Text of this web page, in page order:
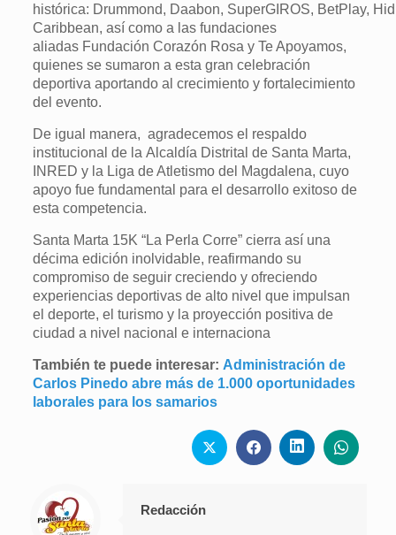
histórica: Drummond, Daabon, SuperGIROS, BetPlay,
Caribbean, así como a las fundaciones
aliadas Fundación Corazón Rosa y Te Apoyamos,
quienes se sumaron a esta gran celebración
deportiva aportando al crecimiento y fortalecimiento
del evento.
De igual manera, agradecemos el respaldo
institucional de la Alcaldía Distrital de Santa Marta,
INRED y la Liga de Atletismo del Magdalena, cuyo
apoyo fue fundamental para el desarrollo exitoso de
esta competencia.
Santa Marta 15K “La Perla Corre” cierra así una
décima edición inolvidable, reafirmando su
compromiso de seguir creciendo y ofreciendo
experiencias deportivas de alto nivel que impulsan
el deporte, el turismo y la proyección positiva de
ciudad a nivel nacional e internaciona
También te puede interesar: Administración de
Carlos Pinedo abre más de 1.000 oportunidades
laborales para los samarios
Redacción